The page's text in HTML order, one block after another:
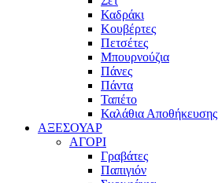
Καδράκι
Κουβέρτες
Πετσέτες
Μπουρνούζια
Πάνες
Πάντα
Ταπέτο
Καλάθια Αποθήκευσης
ΑΞΕΣΟΥΑΡ
ΑΓΟΡΙ
Γραβάτες
Παπιγιόν